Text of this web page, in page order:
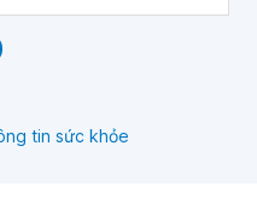
tin sức khỏe